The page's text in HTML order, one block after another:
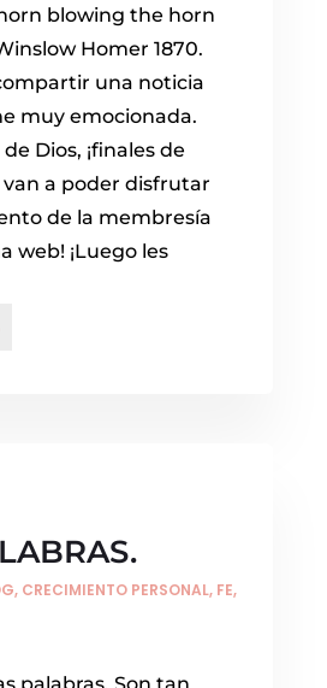
blowing the horn
Homer 1870.
una noticia
muy emocionada.
Dios, ¡finales de
a poder disfrutar
de la membresía
web! ¡Luego les
, CRECIMIENTO PERSONAL, FE,